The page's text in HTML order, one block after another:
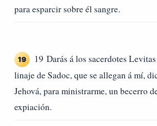
para esparcir sobre él sangre.
19
19 Darás á los sacerdotes
linaje de Sadoc, que se allegan á mí,
Jehová, para ministrarme, un becerro
expiación.